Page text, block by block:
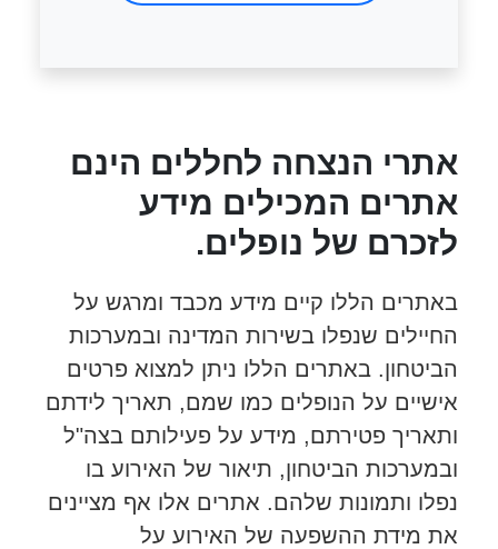
אתרי הנצחה לחללים הינם
אתרים המכילים מידע
לזכרם של נופלים.
באתרים הללו קיים מידע מכבד ומרגש על
החיילים שנפלו בשירות המדינה ובמערכות
הביטחון. באתרים הללו ניתן למצוא פרטים
אישיים על הנופלים כמו שמם, תאריך לידתם
ותאריך פטירתם, מידע על פעילותם בצה"ל
ובמערכות הביטחון, תיאור של האירוע בו
נפלו ותמונות שלהם. אתרים אלו אף מציינים
את מידת ההשפעה של האירוע על